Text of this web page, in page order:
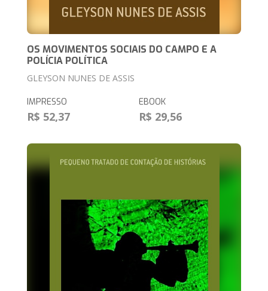
OS MOVIMENTOS SOCIAIS DO CAMPO E A
POLÍCIA POLÍTICA
GLEYSON NUNES DE ASSIS
IMPRESSO
R$ 52,37
EBOOK
R$ 29,56